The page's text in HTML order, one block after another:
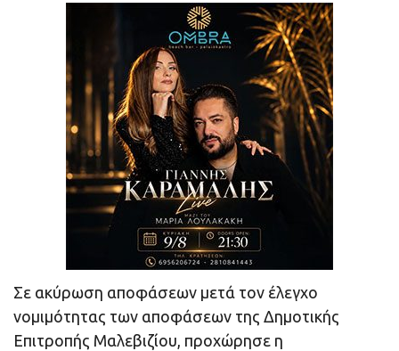
Σε ακύρωση αποφάσεων μετά τον έλεγχο
νομιμότητας των αποφάσεων της Δημοτικής
Επιτροπής Μαλεβιζίου, προχώρησε η